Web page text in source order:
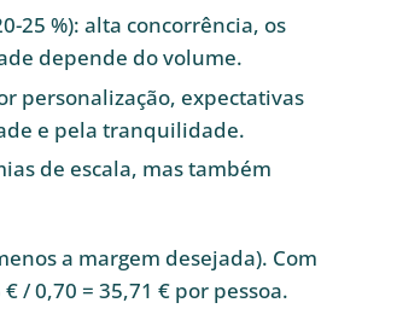
25 %): alta concorrência, os
depende do volume.
personalização, expectativas
e pela tranquilidade.
de escala, mas também
a margem desejada). Com
/ 0,70 = 35,71 € por pessoa.